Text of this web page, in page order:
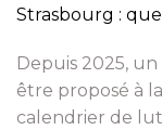
Strasbourg :
Depuis 2025,
être proposé à
calendrier de